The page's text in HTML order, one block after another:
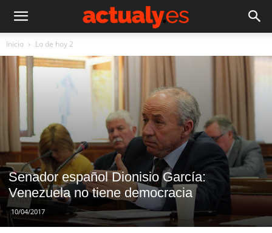
Inicio Lo de hoy 2
Senador español Dionisio García:
Venezuela no tiene democracia
10/04/2017